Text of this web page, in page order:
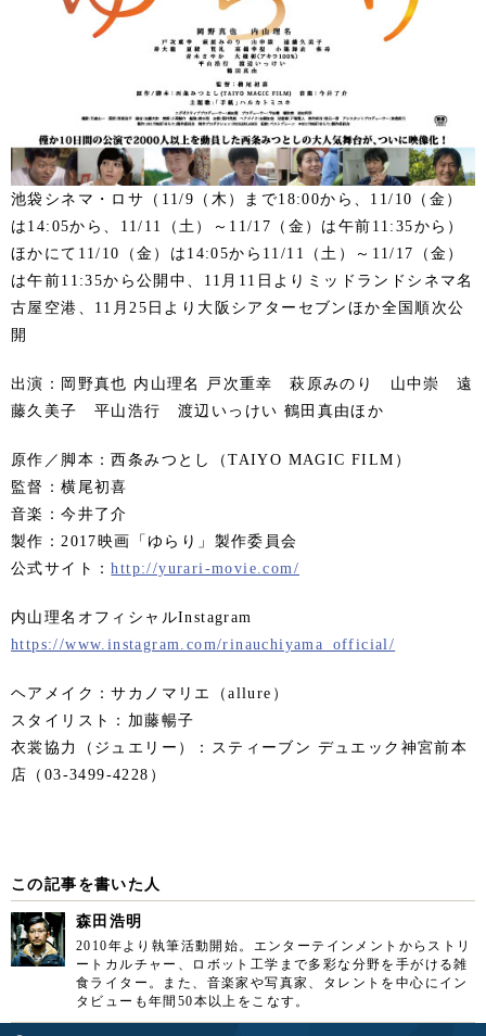
池袋シネマ・ロサ（11/9（木）まで18:00から、11/10（金）
は14:05から、11/11（土）～11/17（金）は午前11:35から）
ほかにて11/10（金）は14:05から11/11（土）～11/17（金）
は午前11:35から公開中、11月11日よりミッドランドシネマ名
古屋空港、11月25日より大阪シアターセブンほか全国順次公
開
出演：岡野真也 内山理名 戸次重幸 萩原みのり 山中崇 遠
藤久美子 平山浩行 渡辺いっけい 鶴田真由ほか
原作／脚本：西条みつとし（TAIYO MAGIC FILM）
監督：横尾初喜
音楽：今井了介
製作：2017映画「ゆらり」製作委員会
公式サイト：http://yurari-movie.com/
内山理名オフィシャルInstagram
https://www.instagram.com/rinauchiyama_official/
ヘアメイク：サカノマリエ（allure）
スタイリスト：加藤暢子
衣裳協力（ジュエリー）：スティーブン デュエック神宮前本
店（03-3499-4228）
この記事を書いた人
森田浩明
2010年より執筆活動開始。エンターテインメントからストリ
ートカルチャー、ロボット工学まで多彩な分野を手がける雑
食ライター。また、音楽家や写真家、タレントを中心にイン
タビューも年間50本以上をこなす。